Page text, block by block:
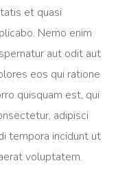
et quasi
Nemo enim
aut odit aut
eos qui ratione
quisquam est, qui
adipisci
tempora incidunt ut
voluptatem.